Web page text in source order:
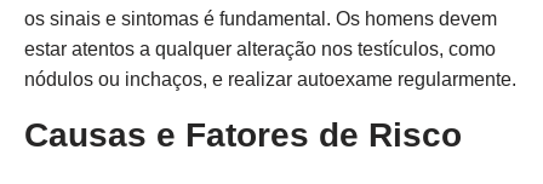
os sinais e sintomas é fundamental. Os homens devem
estar atentos a qualquer alteração nos testículos, como
nódulos ou inchaços, e realizar autoexame regularmente.
Causas e Fatores de Risco